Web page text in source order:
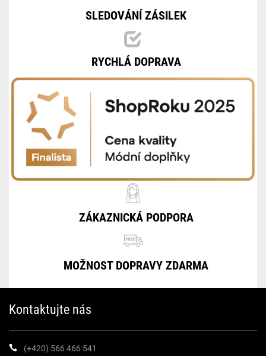
SLEDOVÁNÍ ZÁSILEK
RYCHLÁ DOPRAVA
ZÁKAZNICKÁ PODPORA
MOŽNOST DOPRAVY ZDARMA
Kontaktujte nás
(+420) 566 466 541